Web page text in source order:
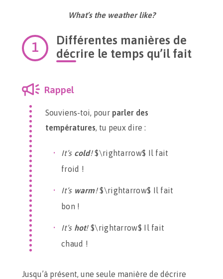
What’s the weather like?
Différentes manières de
décrire le temps qu’il fait
Rappel
Souviens-toi, pour parler des
températures, tu peux dire :
It’s cold!$\rightarrow$ Il fait
froid !
It’s warm!$\rightarrow$ Il fait
bon !
It’s hot!$\rightarrow$ Il fait
chaud !
Jusqu’à présent, une seule manière de décrire